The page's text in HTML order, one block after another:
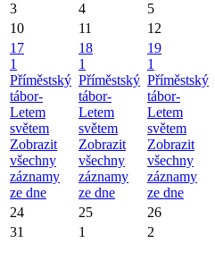
3
4 5
10
11 12
17
1
Příměstský
tábor-
Letem
světem
Zobrazit
všechny
záznamy
ze dne
18
1
Příměstský
tábor-
Letem
světem
Zobrazit
všechny
záznamy
ze dne
19
1
Příměstský
tábor-
Letem
světem
Zobrazit
všechny
záznamy
ze dne
24 25 26
31
1 2